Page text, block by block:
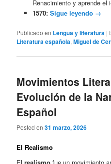
Renacimiento y aprende el
1570: Sigue leyendo →
Publicado en Lengua y literatura |
Literatura española,Miguel de
Movimientos
Evolución de la
Español
Posted on31 marzo, 2026
El Realismo